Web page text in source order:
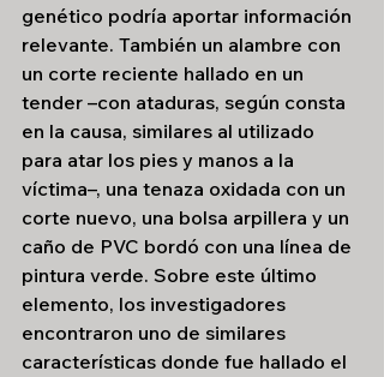
genético podría aportar información
relevante. También un alambre con
un corte reciente hallado en un
tender –con ataduras, según consta
en la causa, similares al utilizado
para atar los pies y manos a la
víctima–, una tenaza oxidada con un
corte nuevo, una bolsa arpillera y un
caño de PVC bordó con una línea de
pintura verde. Sobre este último
elemento, los investigadores
encontraron uno de similares
características donde fue hallado el